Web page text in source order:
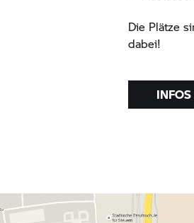
Die Plätze
dabei!